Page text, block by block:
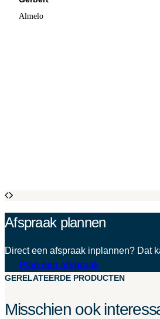
Almelo
Afspraak plannen
Direct een afspraak inplannen? Dat
Plan een afspraak
GERELATEERDE PRODUCTEN
Misschien ook